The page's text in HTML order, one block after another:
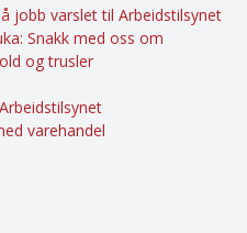
jobb varslet til Arbeidstilsynet
Snakk med oss om
og trusler
varehandel